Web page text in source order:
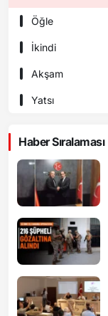
Öğle
İkindi
Akşam
Yatsı
Haber Sıralaması